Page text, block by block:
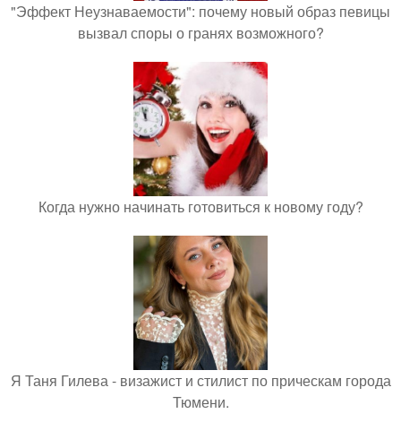
"Эффект Неузнаваемости": почему новый образ певицы
вызвал споры о гранях возможного?
Когда нужно начинать готовиться к новому году?
Я Таня Гилева - визажист и стилист по прическам города
Тюмени.